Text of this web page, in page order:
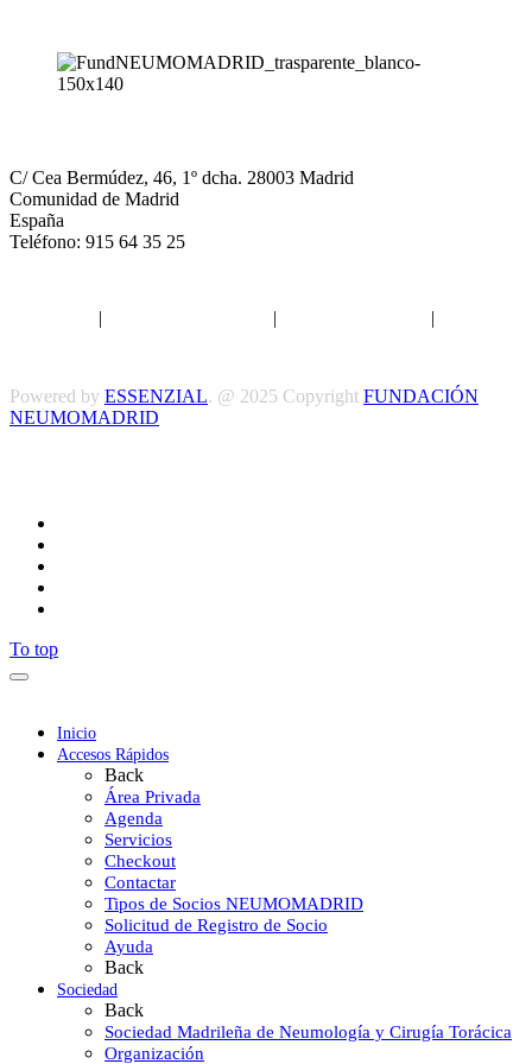
C/ Cea Bermúdez, 46, 1º dcha. 28003 Madrid
Comunidad de Madrid
España
Teléfono: 915 64 35 25
| | |
Powered by ESSENZIAL. @ 2025 Copyright FUNDACIÓN
NEUMOMADRID
To top
Inicio
Accesos Rápidos
Back
Área Privada
Agenda
Servicios
Checkout
Contactar
Tipos de Socios NEUMOMADRID
Solicitud de Registro de Socio
Ayuda
Back
Sociedad
Back
Sociedad Madrileña de Neumología y Cirugía Torácica
Organización